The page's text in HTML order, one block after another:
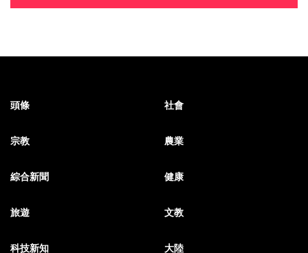
頭條 社會
宗教 農業
綜合新聞 健康
旅遊 文教
科技新知 大陸